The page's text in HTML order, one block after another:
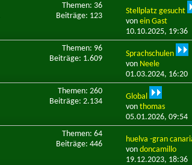
Themen: 36
Beiträge: 123
Stellplatz gesucht
vonein Gast
10.10.2025, 19:36
Themen: 96
Beiträge: 1.609
Sprachschulen
von Neele
01.03.2024, 16:20
Themen: 260
Beiträge: 2.134
Global
vonthomas
05.01.2026,09:54
Themen: 64
Beiträge: 446
huelva -gran
vondoncamillo
19.12.2023, 18:36